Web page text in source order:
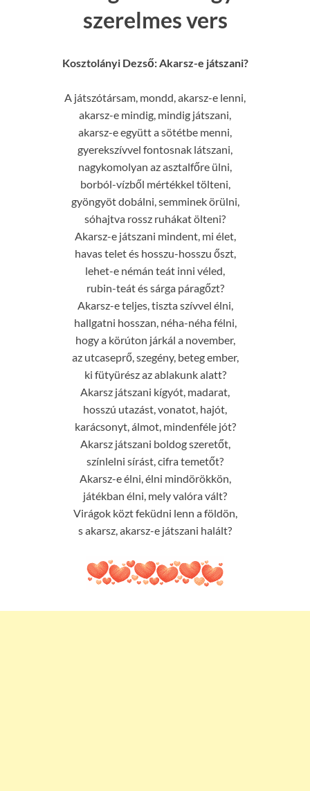
szerelmes vers
Kosztolányi Dezső: Akarsz-e játszani?
A játszótársam, mondd, akarsz-e lenni,
akarsz-e mindig, mindig játszani,
akarsz-e együtt a sötétbe menni,
gyerekszívvel fontosnak látszani,
nagykomolyan az asztalfőre ülni,
borból-vízből mértékkel tölteni,
gyöngyöt dobálni, semminek örülni,
sóhajtva rossz ruhákat ölteni?
Akarsz-e játszani mindent, mi élet,
havas telet és hosszu-hosszu őszt,
lehet-e némán teát inni véled,
rubin-teát és sárga páragőzt?
Akarsz-e teljes, tiszta szívvel élni,
hallgatni hosszan, néha-néha félni,
hogy a körúton járkál a november,
az utcaseprő, szegény, beteg ember,
ki fütyürész az ablakunk alatt?
Akarsz játszani kígyót, madarat,
hosszú utazást, vonatot, hajót,
karácsonyt, álmot, mindenféle jót?
Akarsz játszani boldog szeretőt,
színlelni sírást, cifra temetőt?
Akarsz-e élni, élni mindörökkön,
játékban élni, mely valóra vált?
Virágok közt feküdni lenn a földön,
s akarsz, akarsz-e játszani halált?